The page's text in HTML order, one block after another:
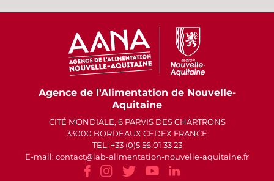
Agence de l'Alimentation de Nouvelle-
Aquitaine
CITÉ MONDIALE, 6 PARVIS DES CHARTRONS
33000 BORDEAUX CEDEX FRANCE
TEL: +33 (0)5 56 01 33 23
E-mail: contact
lab-alimentation-nouvelle-aquitaine.fr